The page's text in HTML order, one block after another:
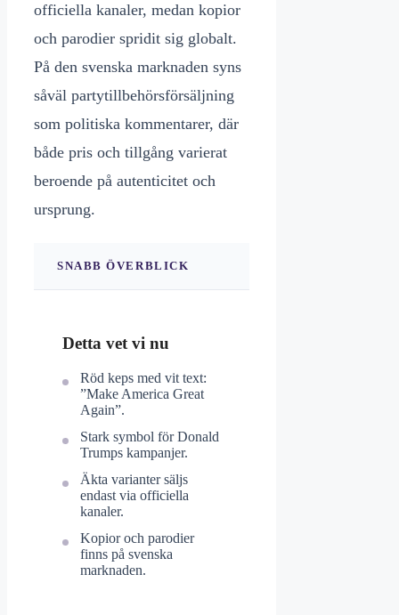
officiella kanaler, medan kopior
och parodier spridit sig globalt.
På den svenska marknaden syns
såväl partytillbehörsförsäljning
som politiska kommentarer, där
både pris och tillgång varierat
beroende på autenticitet och
ursprung.
SNABB ÖVERBLICK
Detta vet vi nu
Röd keps med vit text:
”Make America Great
Again”.
Stark symbol för Donald
Trumps kampanjer.
Äkta varianter säljs
endast via officiella
kanaler.
Kopior och parodier
finns på svenska
marknaden.